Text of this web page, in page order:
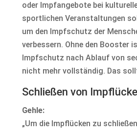
oder Impfangebote bei
sportlichen Veranstaltungen
um den Impfschutz der
verbessern. Ohne den Booster
Impfschutz nach Ablauf von
nicht mehr vollständig. Das
Schließen von
Gehle:
„Um die Impflücken zu